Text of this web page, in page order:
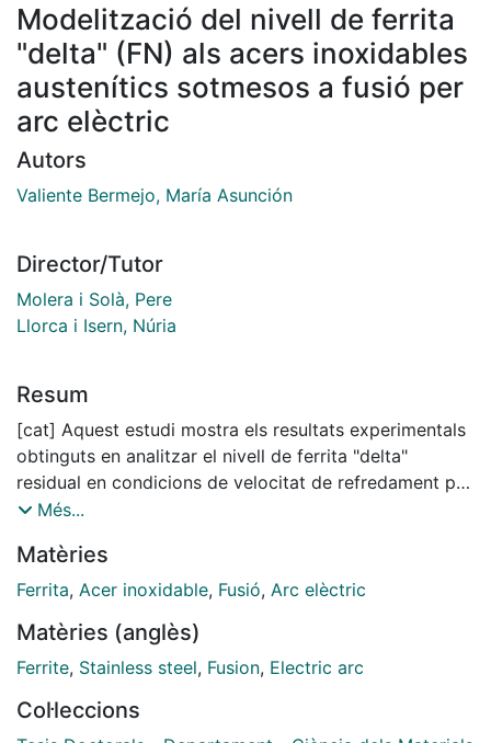
Modelització del nivell de ferrita
"delta" (FN) als acers inoxidables
austenítics sotmesos a fusió per
arc elèctric
Autors
Valiente Bermejo, María Asunción
Director/Tutor
Molera i Solà, Pere
Llorca i Isern, Núria
Resum
[cat] Aquest estudi mostra els resultats experimentals
obtinguts en analitzar el nivell de ferrita "delta"
residual en condicions de velocitat de refredament per
arc elèctric, així com els resultats de la determinació
es produeix la transició entre els modes de
solidificació primaris [AP] i [FA]. Per això s'han
austenítics mitjançant forn de refusió amb arc elèctric,
de manera que s'han mantingut els nivells d'aliatge
(Cr(eq)+Ni(eq))=40% i s'ha anat variant la ràtio
Més...
Matèries
Ferrita, Acer inoxidable, Fusió, Arc elèctric
Matèries (anglès)
Ferrite, Stainless steel, Fusion, Electric arc
Col·leccions